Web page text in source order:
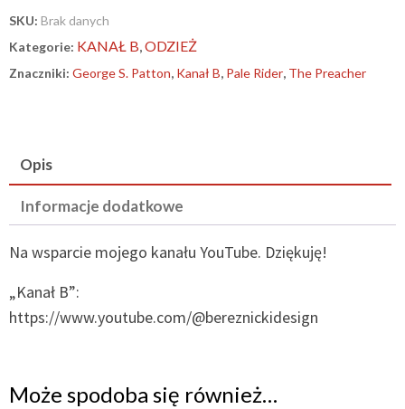
Patton”
–
T-
SKU: Brak danych
Kategorie: KANAŁ B,ODZIEŻ
Znaczniki: George S. Patton, Kanał B, Pale Rider, The Preacher
Opis
Informacje dodatkowe
Na wsparcie mojego kanału YouTube. Dziękuję!
„Kanał B”:
https://www.youtube.com/@bereznickidesign
Może spodoba się również…